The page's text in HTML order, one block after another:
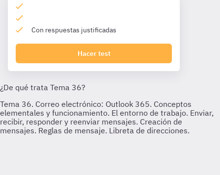
Con respuestas justificadas
Hacer test